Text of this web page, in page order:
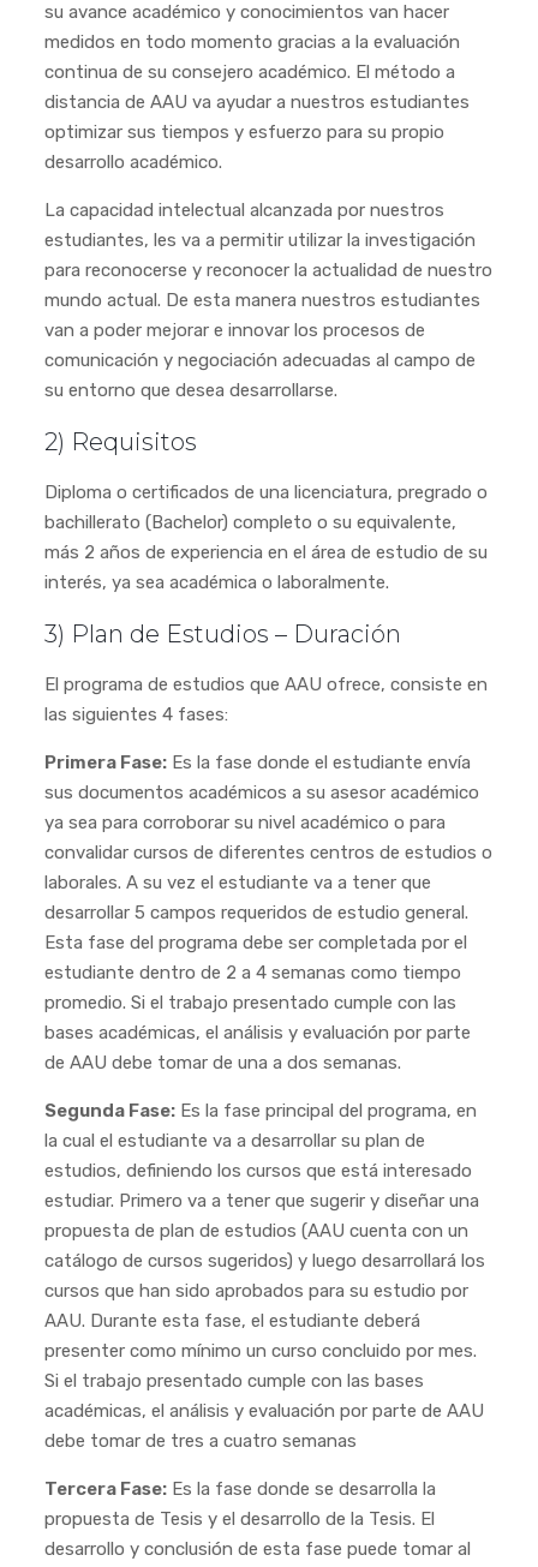
su avance académico y conocimientos van hacer
medidos en todo momento gracias a la evaluación
continua de su consejero académico. El método a
distancia de AAU va ayudar a nuestros estudiantes
optimizar sus tiempos y esfuerzo para su propio
desarrollo académico.
La capacidad intelectual alcanzada por nuestros
estudiantes, les va a permitir utilizar la investigación
para reconocerse y reconocer la actualidad de nuestro
mundo actual. De esta manera nuestros estudiantes
van a poder mejorar e innovar los procesos de
comunicación y negociación adecuadas al campo de
su entorno que desea desarrollarse.
2) Requisitos
Diploma o certificados de una licenciatura, pregrado o
bachillerato (Bachelor) completo o su equivalente,
más 2 años de experiencia en el área de estudio de su
interés, ya sea académica o laboralmente.
3) Plan de Estudios – Duración
El programa de estudios que AAU ofrece, consiste en
las siguientes 4 fases:
Primera Fase:Es la fase donde el estudiante envía
sus documentos académicos a su asesor académico
ya sea para corroborar su nivel académico o para
convalidar cursos de diferentes centros de estudios o
laborales. A su vez el estudiante va a tener que
desarrollar 5 campos requeridos de estudio general.
Esta fase del programa debe ser completada por el
estudiante dentro de 2 a 4 semanas como tiempo
promedio. Si el trabajo presentado cumple con las
bases académicas, el análisis y evaluación por parte
de AAU debe tomar de una a dos semanas.
Segunda Fase:Es la fase principal del programa, en
la cual el estudiante va a desarrollar su plan de
estudios, definiendo los cursos que está interesado
estudiar. Primero va a tener que sugerir y diseñar una
propuesta de plan de estudios (AAU cuenta con un
catálogo de cursos sugeridos) y luego desarrollará los
cursos que han sido aprobados para su estudio por
AAU. Durante esta fase, el estudiante deberá
presenter como mínimo un curso concluido por mes.
Si el trabajo presentado cumple con las bases
académicas, el análisis y evaluación por parte de AAU
debe tomar de tres a cuatro semanas
Tercera Fase:Es la fase donde se desarrolla la
propuesta de Tesis y el desarrollo de la Tesis. El
desarrollo y conclusión de esta fase puede tomar al